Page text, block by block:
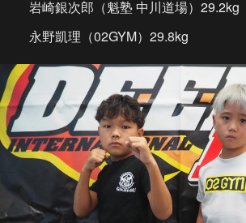
岩崎銀次郎（魁塾 中川道場）29.2kg
永野凱理（02GYM）29.8kg